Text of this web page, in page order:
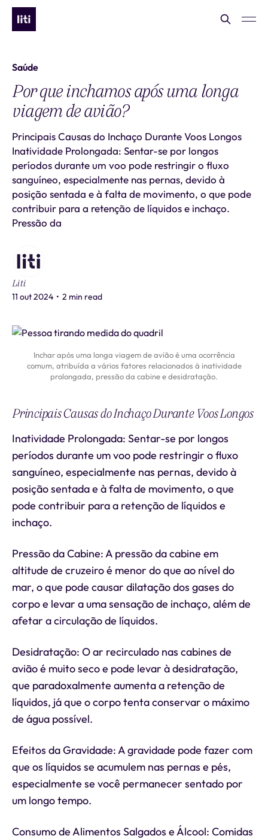
Saúde
Por que inchamos após uma longa
viagem de avião?
Principais Causas do Inchaço Durante Voos Longos
Inatividade Prolongada: Sentar-se por longos
períodos durante um voo pode restringir o fluxo
sanguíneo, especialmente nas pernas, devido à
posição sentada e à falta de movimento, o que pode
contribuir para a retenção de líquidos e inchaço.
Pressão da
Liti
11 out 2024 • 2 min read
Inchar após uma longa viagem de avião é uma ocorrência
comum, atribuída a vários fatores relacionados à inatividade
prolongada, pressão da cabine e desidratação.
Principais Causas do Inchaço Durante Voos Longos
Inatividade Prolongada: Sentar-se por longos
períodos durante um voo pode restringir o fluxo
sanguíneo, especialmente nas pernas, devido à
posição sentada e à falta de movimento, o que
pode contribuir para a retenção de líquidos e
inchaço.
Pressão da Cabine: A pressão da cabine em
altitude de cruzeiro é menor do que ao nível do
mar, o que pode causar dilatação dos gases do
corpo e levar a uma sensação de inchaço, além de
afetar a circulação de líquidos.
Desidratação: O ar recirculado nas cabines de
avião é muito seco e pode levar à desidratação,
que paradoxalmente aumenta a retenção de
líquidos, já que o corpo tenta conservar o máximo
de água possível.
Efeitos da Gravidade: A gravidade pode fazer com
que os líquidos se acumulem nas pernas e pés,
especialmente se você permanecer sentado por
um longo tempo.
Consumo de Alimentos Salgados e Álcool: Comidas